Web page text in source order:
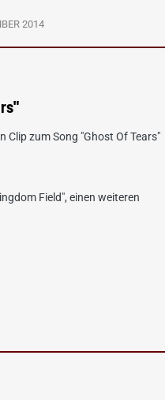
2014
Clip zum Song "Ghost Of Tears"
Field", einen weiteren